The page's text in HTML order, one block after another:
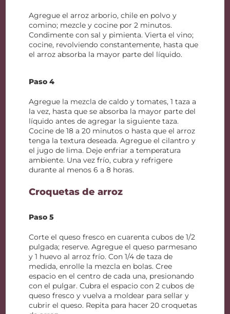
Agregue el arroz arborio, chile en polvo y
comino; mezcle y cocine por 2 minutos.
Condimente con sal y pimienta. Vierta el vino;
cocine, revolviendo constantemente, hasta que
el arroz absorba la mayor parte del líquido.
Paso 4
Agregue la mezcla de caldo y tomates, 1 taza a
la vez, hasta que se absorba la mayor parte del
líquido antes de agregar la siguiente taza.
Cocine de 18 a 20 minutos o hasta que el arroz
tenga la textura deseada. Agregue el cilantro y
el jugo de lima. Deje enfriar a temperatura
ambiente. Una vez frío, cubra y refrigere
durante al menos 6 a 8 horas.
Croquetas de arroz
Paso 5
Corte el queso fresco en cuarenta cubos de 1/2
pulgada; reserve. Agregue el queso parmesano
y 1 huevo al arroz frío. Con 1/4 de taza de
medida, enrolle la mezcla en bolas. Cree
espacio en el centro de cada una, presionando
con el pulgar. Cubra el espacio con 2 cubos de
queso fresco y vuelva a moldear para sellar y
cubrir el queso. Repita para hacer 20 croquetas